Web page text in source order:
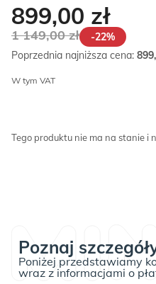
899,00 zł
1 149,00zł
-22%
Poprzednia najniższa cena:
W tym VAT
Tego produktu nie ma na stanie i
Poznaj
Poniżej przedstawiamy
wraz z informacjami o